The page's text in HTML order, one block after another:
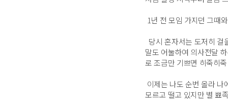
1년 전 모임 가지던 그때
당시 혼자서는 도저히 걸
말도 어눌하여 의사전달
로 조금만 기쁘면 히죽히
이제는 나도 순번 올라
모르고 떨고 있지만 별 뾰